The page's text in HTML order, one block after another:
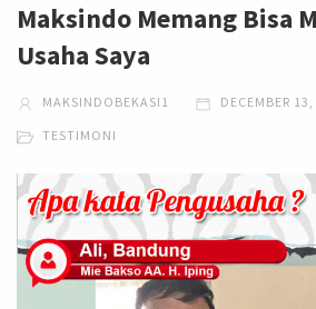
Maksindo Memang Bisa
Usaha Saya
MAKSINDOBEKASI1 DECEMBER
TESTIMONI